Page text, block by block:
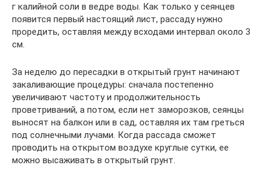
г калийной соли в ведре воды. Как только у сеянцев
появится первый настоящий лист, рассаду нужно
проредить, оставляя между всходами интервал около 3
см.
За неделю до пересадки в открытый грунт начинают
закаливающие процедуры: сначала постепенно
увеличивают частоту и продолжительность
проветриваний, а потом, если нет заморозков, сеянцы
выносят на балкон или в сад, оставляя их там греться
под солнечными лучами. Когда рассада сможет
проводить на открытом воздухе круглые сутки, ее
можно высаживать в открытый грунт.